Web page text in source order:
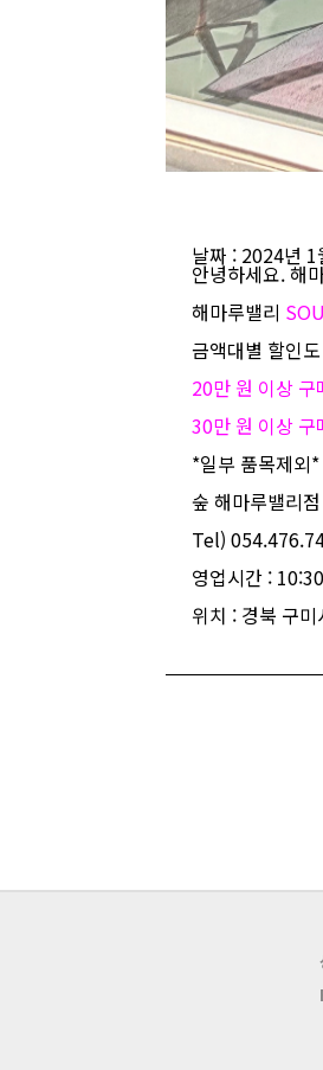
날짜 : 2024년 1
안녕하세요. 해
해마루밸리
금액대별 할인
20만 원 이상
30만 원 이상 구
*일부 품목제외*
숲 해마루밸리점
Tel)
영업시간 :
위치 : 경북 구